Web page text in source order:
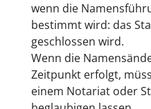
wenn die
bestimmt wird: das
geschlossen wird.
Wenn die
Zeitpunkt erfolgt,
einem Notariat oder